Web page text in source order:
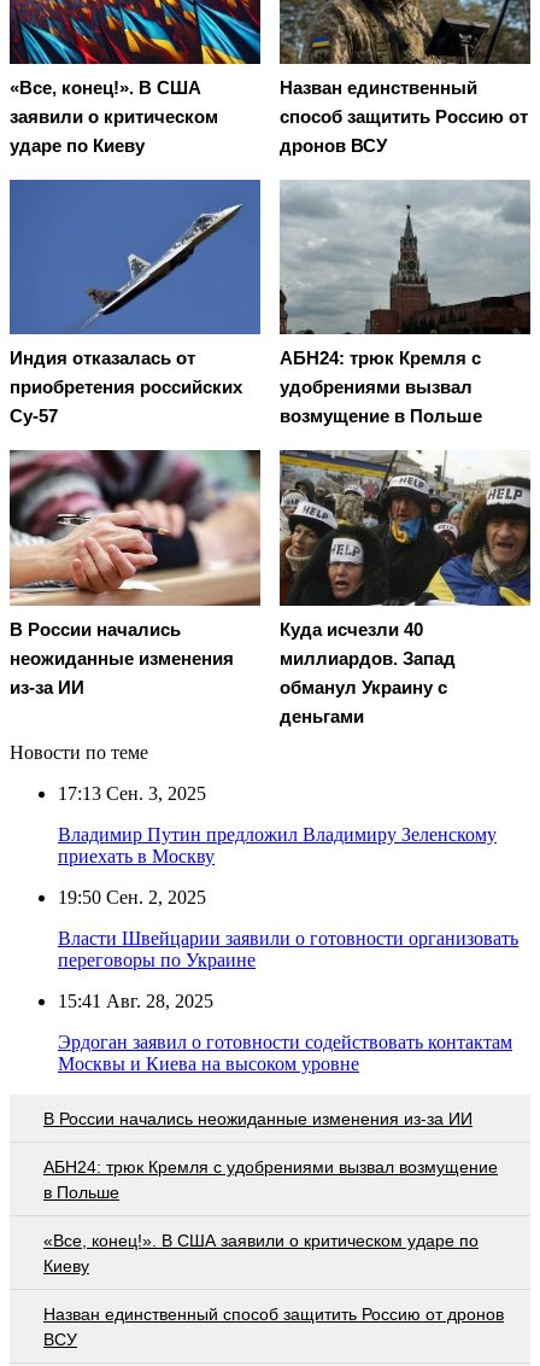
«Все, конец!». В США
заявили о критическом
ударе по Киеву
Назван единственный
способ защитить Россию от
дронов ВСУ
Индия отказалась от
приобретения российских
Су-57
АБН24: трюк Кремля с
удобрениями вызвал
возмущение в Польше
В России начались
неожиданные изменения
из-за ИИ
Куда исчезли 40
миллиардов. Запад
обманул Украину с
деньгами
Новости по теме
17:13 Сен. 3, 2025
Владимир Путин предложил Владимиру Зеленскому
приехать в Москву
19:50 Сен. 2, 2025
Власти Швейцарии заявили о готовности организовать
переговоры по Украине
15:41 Авг. 28, 2025
Эрдоган заявил о готовности содействовать контактам
Москвы и Киева на высоком уровне
В России начались неожиданные изменения из-за ИИ
АБН24: трюк Кремля с удобрениями вызвал возмущение
в Польше
«Все, конец!». В США заявили о критическом ударе по
Киеву
Назван единственный способ защитить Россию от дронов
ВСУ